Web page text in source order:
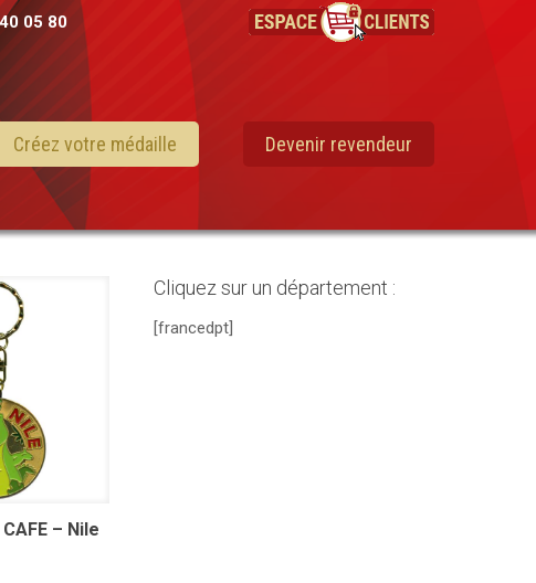
05 80
Créez votre médaille Devenir revendeur
CAFE – Nile
Cliquez sur un département :
[francedpt]